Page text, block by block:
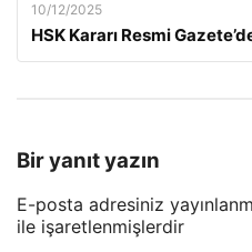
10/12/2025
HSK Kararı Resmi
Bir yanıt yazın
E-posta adresiniz
ile işaretlenmişlerdir